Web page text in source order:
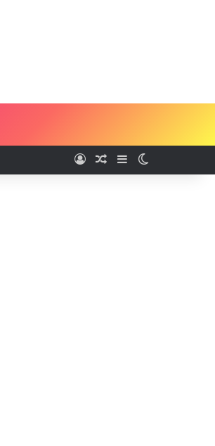
Log InRandom Article
Sidebar